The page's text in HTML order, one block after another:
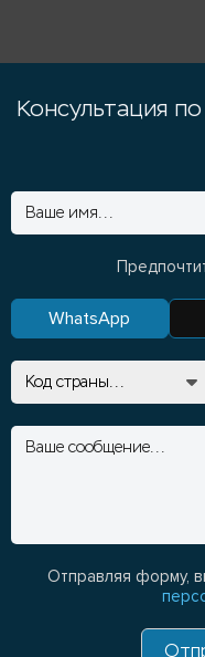
Консультация
WhatsApp
Отправляя форму,